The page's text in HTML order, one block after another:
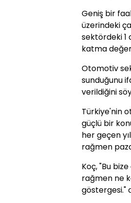
Geniş bir
üzerindeki
sektördeki 1
katma değer
Otomotiv
sunduğunu
verildiğini
Türkiye'nin
güçlü bir
her geçen
rağmen
Koç, "Bu
rağmen ne
göstergesi."